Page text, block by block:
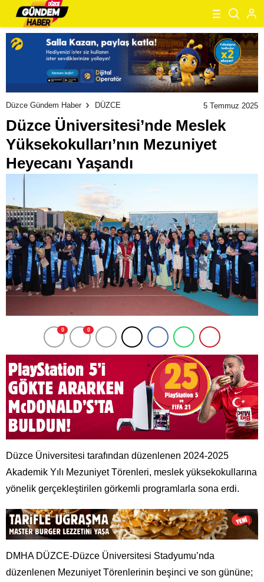
Düzce Gündem Haber DÜZCE 5 Temmuz 2025
Düzce Üniversitesi’nde Meslek
Yüksekokulları’nın Mezuniyet
Heyecanı Yaşandı
0 0
Düzce Üniversitesi tarafından düzenlenen 2024-2025
Akademik Yılı Mezuniyet Törenleri, meslek yüksekokullarına
yönelik gerçekleştirilen görkemli programlarla sona erdi.
DMHA DÜZCE-Düzce Üniversitesi Stadyumu’nda
düzenlenen Mezuniyet Törenlerinin beşinci ve son gününe;